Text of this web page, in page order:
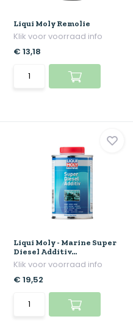
Liqui Moly Remolie
Klik voor voorraad info
€ 13,18
Liqui Moly - Marine Super
Diesel Additiv...
Klik voor voorraad info
€ 19,52